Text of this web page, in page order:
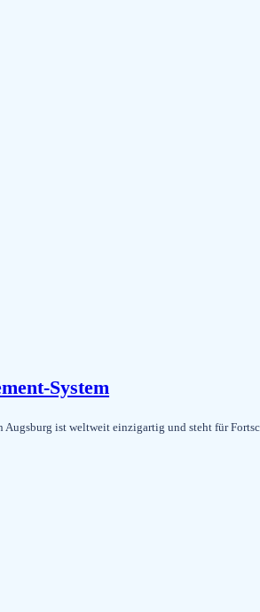
System
Augsburg ist weltweit einzigartig und steht für